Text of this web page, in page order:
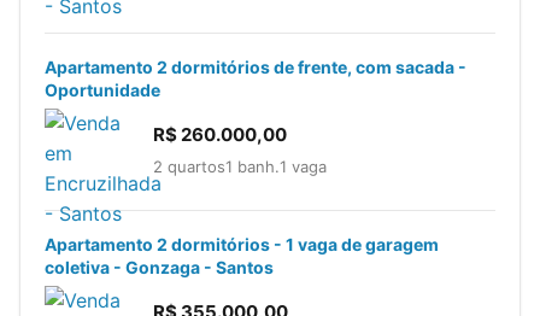
Apartamento 2 dormitórios de frente, com sacada -
Oportunidade
R$ 260.000,00
2 quartos1 banh.1 vaga
Apartamento 2 dormitórios - 1 vaga de garagem
coletiva - Gonzaga - Santos